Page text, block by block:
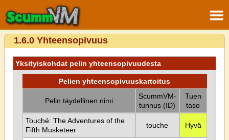
1.6.0 Yhteensopivuus
Yksityiskohdat pelin yhteensopivuudesta
Pelien yhteensopivuuskartoitus
Pelin täydellinen nimi
ScummVM-
tunnus (ID)
Tuen
taso
Touché: The Adventures of the
Fifth Musketeer
touche Hyvä